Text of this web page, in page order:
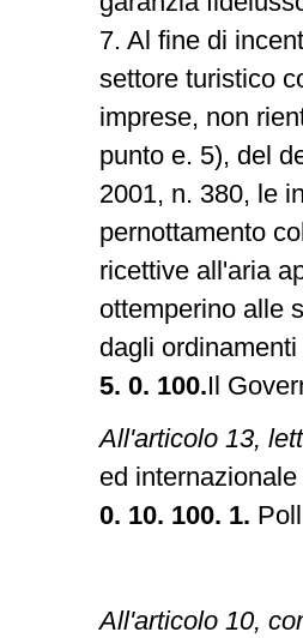
7. Al fine di
settore turistico
imprese, non
punto e. 5), del
2001, n. 380, le
pernottamento
ricettive all'aria
ottemperino alle
dagli
5. 0. 100.Il
All'articolo 13,
ed internazionale
0. 10. 100. 1.
All'articolo 10,